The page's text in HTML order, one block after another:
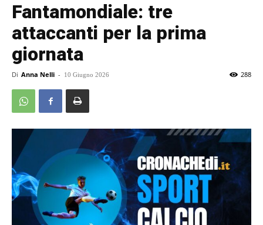
Fantamondiale: tre
attaccanti per la prima
giornata
Di Anna Nelli - 10 Giugno 2026 288